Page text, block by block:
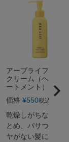
アーブライフ ヘ
クリーム（ヘアト
ートメント）
価格 ¥550税込
乾燥しがちな髪を
とめ、パサついて
ヤがない髪にうる